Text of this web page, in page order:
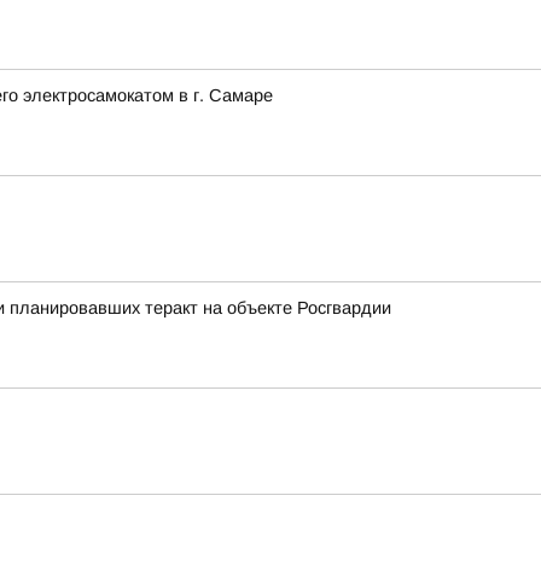
электросамокатом в г. Самаре
теракт на объекте Росгвардии